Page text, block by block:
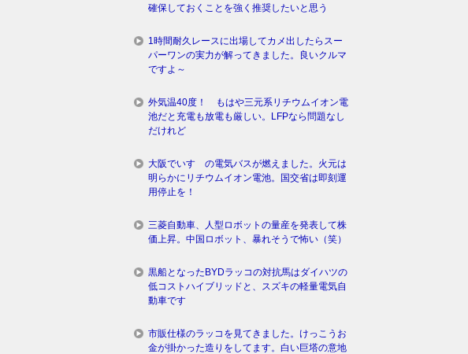
確保しておくことを強く推奨したいと思う
1時間耐久レースに出場してカメ出したらスー
パーワンの実力が解ってきました。良いクルマ
ですよ～
外気温40度！ もはや三元系リチウムイオン電
池だと充電も放電も厳しい。LFPなら問題なし
だけれど
大阪でいすゞの電気バスが燃えました。火元は
明らかにリチウムイオン電池。国交省は即刻運
用停止を！
三菱自動車、人型ロボットの量産を発表して株
価上昇。中国ロボット、暴れそうで怖い（笑）
黒船となったBYDラッコの対抗馬はダイハツの
低コストハイブリッドと、スズキの軽量電気自
動車です
市販仕様のラッコを見てきました。けっこうお
金が掛かった造りをしてます。白い巨塔の意地